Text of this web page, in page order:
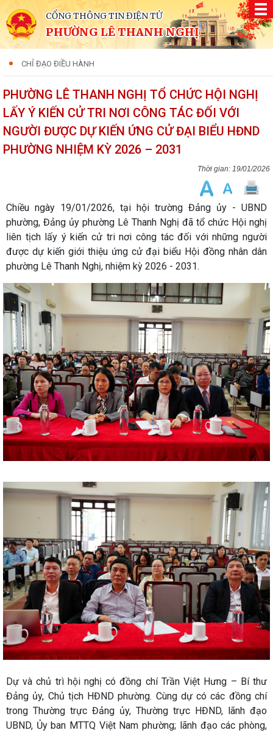
CỔNG THÔNG TIN ĐIỆN TỬ
PHƯỜNG LÊ THANH NGHỊ
CHỈ ĐẠO ĐIỀU HÀNH
PHƯỜNG LÊ THANH NGHỊ TỔ CHỨC HỘI NGHỊ
LẤY Ý KIẾN CỬ TRI NƠI CÔNG TÁC ĐỐI VỚI
NGƯỜI ĐƯỢC DỰ KIẾN ỨNG CỬ ĐẠI BIỂU HĐND
PHƯỜNG NHIỆM KỲ 2026 – 2031
19/01/2026
Chiều ngày 19/01/2026, tại hội trường Đảng ủy - UBND
phường, Đảng ủy phường Lê Thanh Nghị đã tổ chức Hội nghị
liên tịch lấy ý kiến cử tri nơi công tác đối với những người
được dự kiến giới thiệu ứng cử đại biểu Hội đồng nhân dân
phường Lê Thanh Nghị, nhiệm kỳ 2026 - 2031.
Dự và chủ trì hội nghị có đồng chí Trần Việt Hưng – Bí thư
Đảng ủy, Chủ tịch HĐND phường. Cùng dự có các đồng chí
trong Thường trực Đảng ủy, Thường trực HĐND, lãnh đạo
UBND, Ủy ban MTTQ Việt Nam phường; lãnh đạo các phòng,